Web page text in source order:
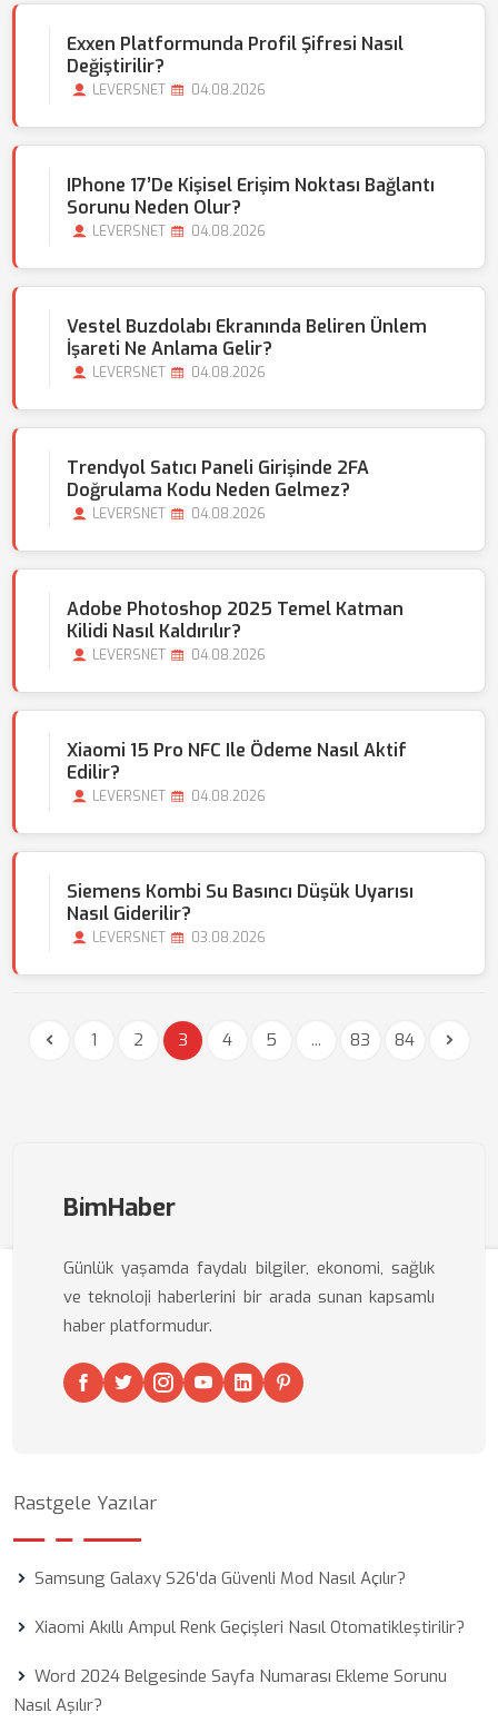
Exxen Platformunda Profil Şifresi Nasıl
Değiştirilir?
LEVERSNET 04.08.2026
IPhone 17’de Kişisel Erişim Noktası Bağlantı
Sorunu Neden Olur?
LEVERSNET 04.08.2026
Vestel Buzdolabı Ekranında Beliren Ünlem
İşareti Ne Anlama Gelir?
LEVERSNET 04.08.2026
Trendyol Satıcı Paneli Girişinde 2FA
Doğrulama Kodu Neden Gelmez?
LEVERSNET 04.08.2026
Adobe Photoshop 2025 Temel Katman
Kilidi Nasıl Kaldırılır?
LEVERSNET 04.08.2026
Xiaomi 15 Pro NFC Ile Ödeme Nasıl Aktif
Edilir?
LEVERSNET 04.08.2026
Siemens Kombi Su Basıncı Düşük Uyarısı
Nasıl Giderilir?
LEVERSNET 03.08.2026
1 2 3 4 5 ... 83 84
BimHaber
Günlük yaşamda faydalı bilgiler, ekonomi, sağlık
ve teknoloji haberlerini bir arada sunan kapsamlı
haber platformudur.
Rastgele Yazılar
Samsung Galaxy S26'da Güvenli Mod Nasıl Açılır?
Xiaomi Akıllı Ampul Renk Geçişleri Nasıl Otomatikleştirilir?
Word 2024 Belgesinde Sayfa Numarası Ekleme Sorunu
Nasıl Aşılır?